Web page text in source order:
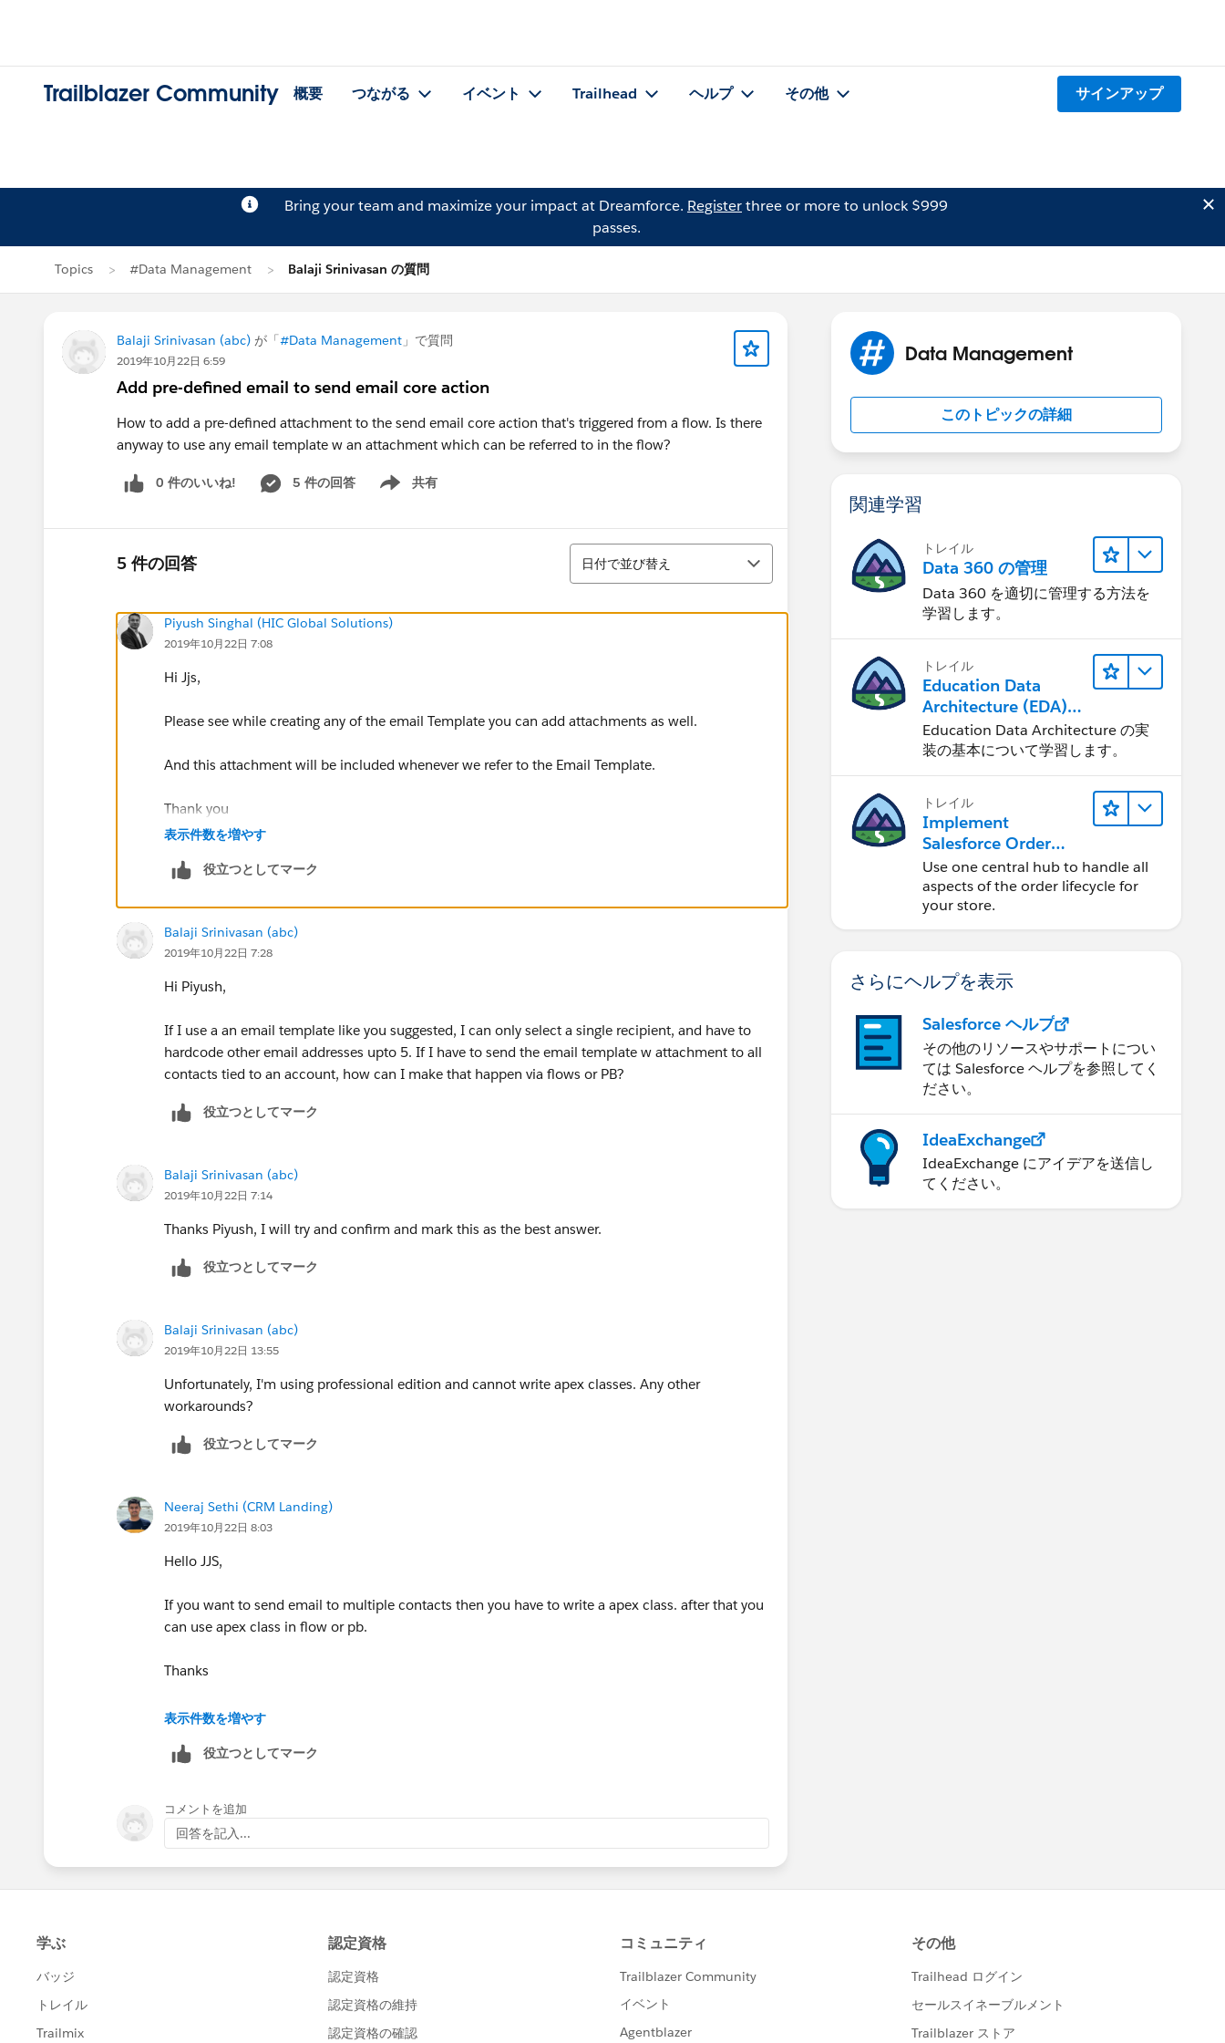
Trailblazer Community 概要 つながる イベント Trailhead ヘルプ その他 サインアップ
Bring your team and maximize your impact at Dreamforce. Registerthree or more to unlock $999
passes.
Topics #Data Management Balaji Srinivasan の質問
Balaji Srinivasan (abc) が「#Data Management 」で質問
2019年10月22日 6:59
Add pre-defined email to send email core action
How to add a pre-defined attachment to the send email core action that's triggered from a flow. Is there
anyway to use any email template w an attachment which can be referred to in the flow?
0 件のいいね! 5 件の回答 共有
Show menu
5 件の回答
並び替え
日付で並び替え
Piyush Singhal (HIC Global Solutions)
2019年10月22日 7:08
Hi Jjs,
Please see while creating any of the email Template you can add attachments as well.
And this attachment will be included whenever we refer to the Email Template.
Thank you
表示件数を増やす
役立つとしてマーク
Balaji Srinivasan (abc)
2019年10月22日 7:28
Hi Piyush,
If I use a an email template like you suggested, I can only select a single recipient, and have to
hardcode other email addresses upto 5. If I have to send the email template w attachment to all
contacts tied to an account, how can I make that happen via flows or PB?
役立つとしてマーク
Balaji Srinivasan (abc)
2019年10月22日 7:14
Thanks Piyush, I will try and confirm and mark this as the best answer.
役立つとしてマーク
Balaji Srinivasan (abc)
2019年10月22日 13:55
Unfortunately, I'm using professional edition and cannot write apex classes. Any other
workarounds?
役立つとしてマーク
Neeraj Sethi (CRM Landing)
2019年10月22日 8:03
Hello JJS,
If you want to send email to multiple contacts then you have to write a apex class. after that you
can use apex class in flow or pb.
Thanks
Neeraj Sethi
表示件数を増やす
役立つとしてマーク
コメントを追加
回答を記入...
Data Management
このトピックの詳細
関連学習
トレイル
Data 360 の管理
Data 360 を適切に管理する方法を
学習します。
トレイル
Education Data
Architecture (EDA)
の管理
Education Data Architecture の実
装の基本について学習します。
トレイル
Implement
Salesforce Order
Management with a
B2B, B2C, or B2B2C
Commerce Store
Use one central hub to handle all
aspects of the order lifecycle for
your store.
さらにヘルプを表示
Salesforce ヘルプ
その他のリソースやサポートについ
ては Salesforce ヘルプを参照してく
ださい。
IdeaExchange
IdeaExchange にアイデアを送信し
てください。